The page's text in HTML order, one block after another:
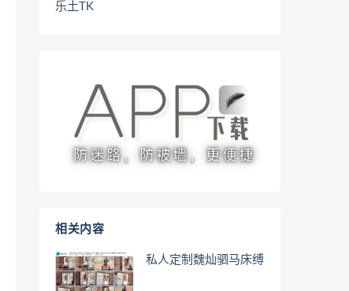
乐土TK
相关内容
私人定制魏灿驷马床缚